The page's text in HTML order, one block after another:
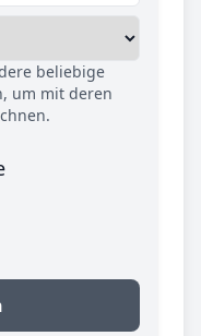
beliebige
um mit deren